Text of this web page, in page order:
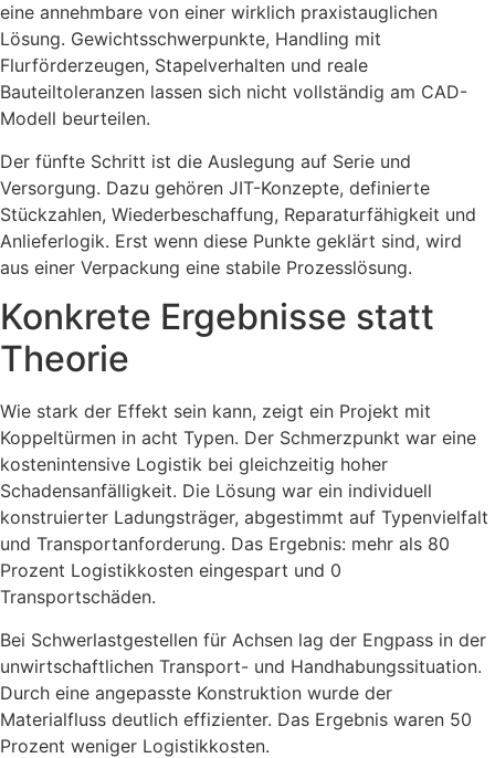
eine annehmbare von einer wirklich praxistauglichen
Lösung. Gewichtsschwerpunkte, Handling mit
Flurförderzeugen, Stapelverhalten und reale
Bauteiltoleranzen lassen sich nicht vollständig am CAD-
Modell beurteilen.
Der fünfte Schritt ist die Auslegung auf Serie und
Versorgung. Dazu gehören JIT-Konzepte, definierte
Stückzahlen, Wiederbeschaffung, Reparaturfähigkeit und
Anlieferlogik. Erst wenn diese Punkte geklärt sind, wird
aus einer Verpackung eine stabile Prozesslösung.
Konkrete Ergebnisse statt
Theorie
Wie stark der Effekt sein kann, zeigt ein Projekt mit
Koppeltürmen in acht Typen. Der Schmerzpunkt war eine
kostenintensive Logistik bei gleichzeitig hoher
Schadensanfälligkeit. Die Lösung war ein individuell
konstruierter Ladungsträger, abgestimmt auf Typenvielfalt
und Transportanforderung. Das Ergebnis: mehr als 80
Prozent Logistikkosten eingespart und 0
Transportschäden.
Bei Schwerlastgestellen für Achsen lag der Engpass in der
unwirtschaftlichen Transport- und Handhabungssituation.
Durch eine angepasste Konstruktion wurde der
Materialfluss deutlich effizienter. Das Ergebnis waren 50
Prozent weniger Logistikkosten.